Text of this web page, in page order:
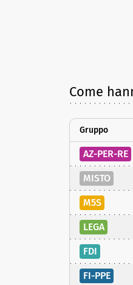
Come
Gruppo
AZ-PER-RE
MISTO
M5S
LEGA
FDI
FI-PPE